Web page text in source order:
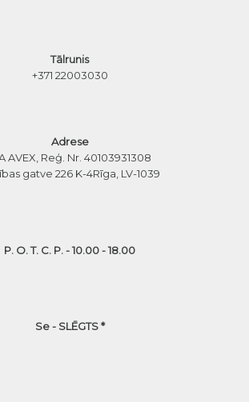
Tālrunis
+371 22003030
Adrese
AVEX, Reģ. Nr. 40103931308
gatve 226 K-4Rīga, LV-1039
P. O. T. C. P. - 10.00 - 18.00
Se - SLĒGTS *